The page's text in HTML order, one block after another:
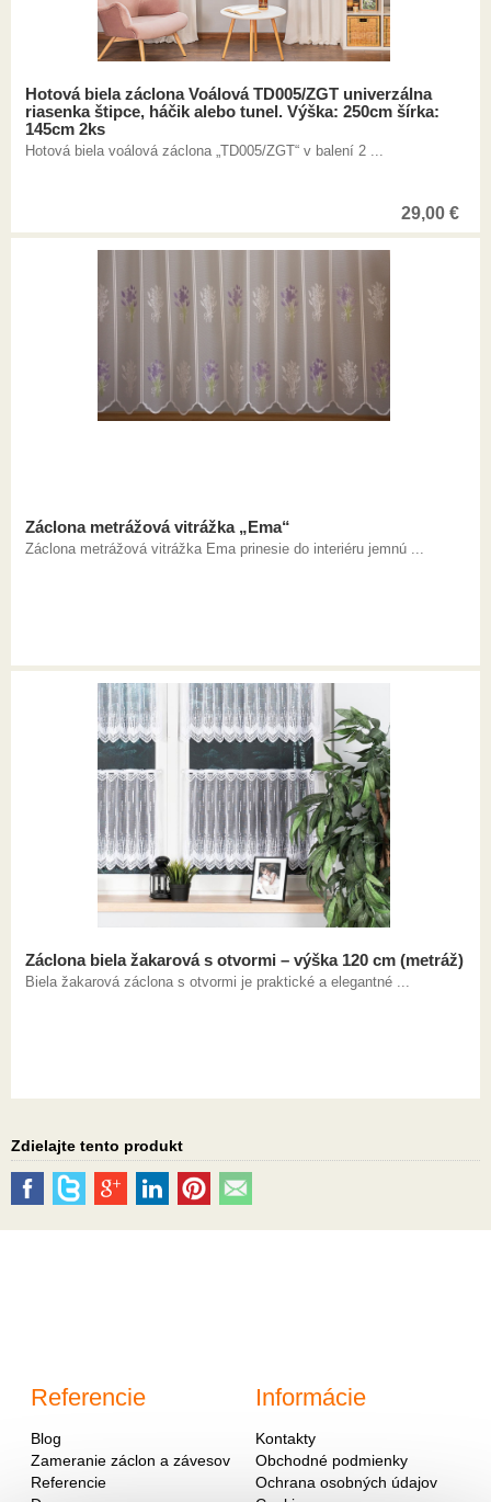
Hotová biela záclona Voálová TD005/ZGT univerzálna
riasenka štipce, háčik alebo tunel. Výška: 250cm šírka:
145cm 2ks
Hotová biela voálová záclona „TD005/ZGT“ v balení 2 ...
29,00 €
Záclona metrážová vitrážka „Ema“
Záclona metrážová vitrážka Ema prinesie do interiéru jemnú ...
Záclona biela žakarová s otvormi – výška 120 cm (metráž)
Biela žakarová záclona s otvormi je praktické a elegantné ...
Zdielajte tento produkt
Referencie
Blog
Zameranie záclon a závesov
Referencie
Informácie
Kontakty
Obchodné podmienky
Ochrana osobných údajov